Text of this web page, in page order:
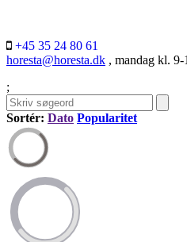
+45 35 24 80 61
horesta@horesta.dk , mandag kl.
;
Sortér: Dato Popularitet